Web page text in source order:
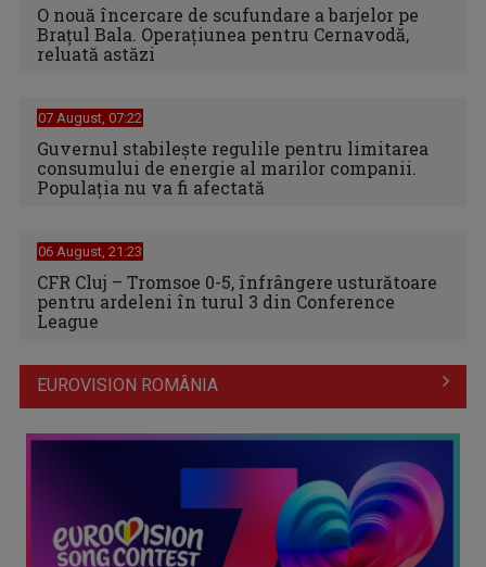
O nouă încercare de scufundare a barjelor pe
Brațul Bala. Operațiunea pentru Cernavodă,
reluată astăzi
07 August, 07:22
Guvernul stabilește regulile pentru limitarea
consumului de energie al marilor companii.
Populația nu va fi afectată
06 August, 21:23
CFR Cluj – Tromsoe 0-5, înfrângere usturătoare
pentru ardeleni în turul 3 din Conference
League
EUROVISION ROMÂNIA